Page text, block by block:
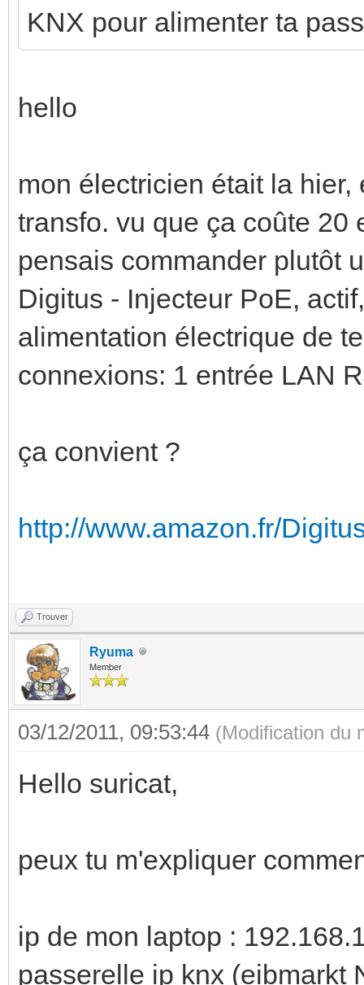
KNX pour alimenter ta
hello
mon électricien était la
transfo. vu que ça coûte 20
pensais commander plutôt
Digitus - Injecteur PoE,
alimentation électrique de
connexions: 1 entrée LAN
ça convient ?
http://www.amazon.fr/
Trouver
Ryuma
Member
03/12/2011, 09:53:44 (Modification du
Hello suricat,
peux tu m'expliquer
ip de mon laptop :
passerelle ip knx (eibmarkt